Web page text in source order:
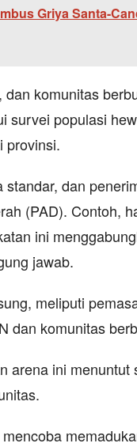
Griya Santa-
komunitas
survei populasi
provinsi.
dan
(PAD). Contoh,
ini
jawab.
meliputi
dan komunitas
arena ini menuntut